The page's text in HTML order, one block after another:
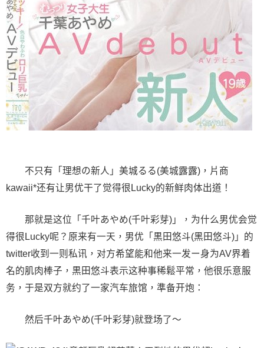
不只有「理想の新人」美城るる(美城露露)，片商
kawaii*还有让男优干了觉得很Lucky的新鲜肉体出道！
那就是这位「千叶あやめ(千叶彩芽)」，为什么男优会觉
得很Lucky呢？原来有一天，男优「黒田悠斗(黑田悠斗)」的
twitter收到一则私讯，对方希望能和他来一发ー身为AV界着
名的肌肉棒子，黒田悠斗表示这种事稀鬆平常，他很乐意服
务，于是双方就约了一家汽车旅馆，準备开炮：
然后千叶あやめ(千叶彩芽)就登场了〜